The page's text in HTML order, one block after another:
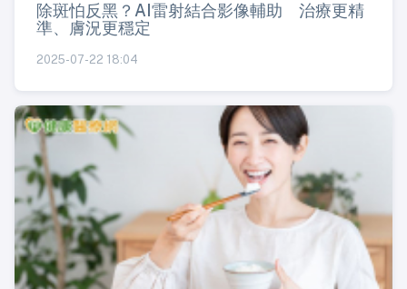
除斑怕反黑？AI雷射結合影像輔助 治療更精
準、膚況更穩定
2025-07-22 18:04